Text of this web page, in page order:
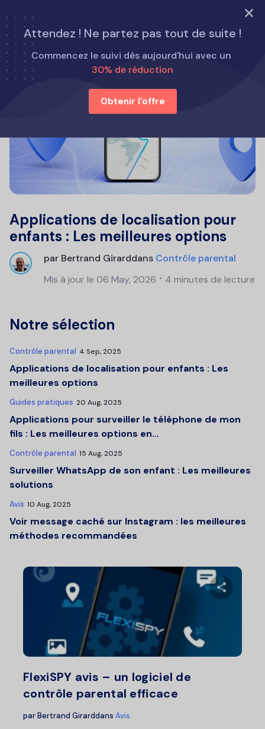
ESSAYER MAINTENANT
Attendez ! Ne partez pas tout de suite !
Commencez le suivi dès aujourd'hui avec un
30% de réduction
Obtenir l'offre
Applications de localisation pour
enfants : Les meilleures options
par Bertrand Girarddans Contrôle parental
Mis à jour le 06 May, 2026
4 minutes de lecture
Notre sélection
Contrôle parental 4 Sep, 2025
Applications de localisation pour enfants : Les
meilleures options
Guides pratiques 20 Aug, 2025
Applications pour surveiller le téléphone de mon
fils : Les meilleures options en…
Contrôle parental 15 Aug, 2025
Surveiller WhatsApp de son enfant : Les meilleures
solutions
Avis 10 Aug, 2025
Voir message caché sur Instagram : les meilleures
méthodes recommandées
FlexiSPY avis – un logiciel de
contrôle parental efficace
parBertrand Girarddans Avis